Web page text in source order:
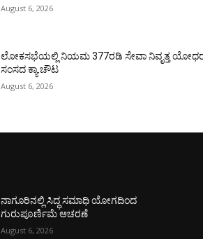
August 6, 2026
ಲೋಕಸಭೆಯಲ್ಲಿ ನಿಯಮ 377ರಡಿ ಸೇವಾ ನಿವೃತ್ತ
ಸಂಸದ ಕ್ಯಾ.ಚೌಟ
August 6, 2026
ನಾಗೂರಿನಲ್ಲಿ ಸಿದ್ಧ ಸಮಾಧಿ ಯೋಗದಿಂದ
ಗುರುಪೂರ್ಣಿಮೆ ಆಚರಣೆ
August 6, 2026